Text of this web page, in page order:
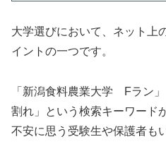
大学選びにおいて、ネット上
イントの一つです。
「新潟食料農業大学 Fラン
割れ」という検索キーワード
不安に思う受験生や保護者も